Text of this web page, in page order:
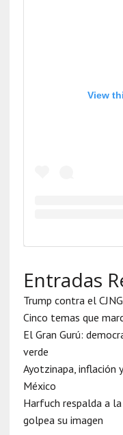
View
Entradas
Trump contra el
Cinco temas que
El Gran Gurú:
verde
Ayotzinapa, inflación
México
Harfuch respalda a
golpea su imagen